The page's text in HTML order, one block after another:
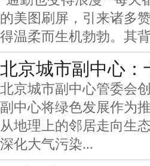
的美图刷屏，引来诸多
得温柔而生机勃勃。其
北京城市副中心：
北京城市副中心管委会
副中心将绿色发展作为
从地理上的邻居走向生
深化大气污染...